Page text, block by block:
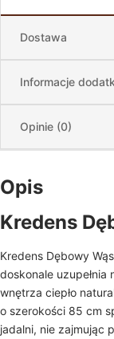
Dostawa
Informacje
Opinie (0)
Opis
Kredens
Kredens Dębowy
doskonale
wnętrza ciepło
o szerokości 85 cm
jadalni, nie zajmując